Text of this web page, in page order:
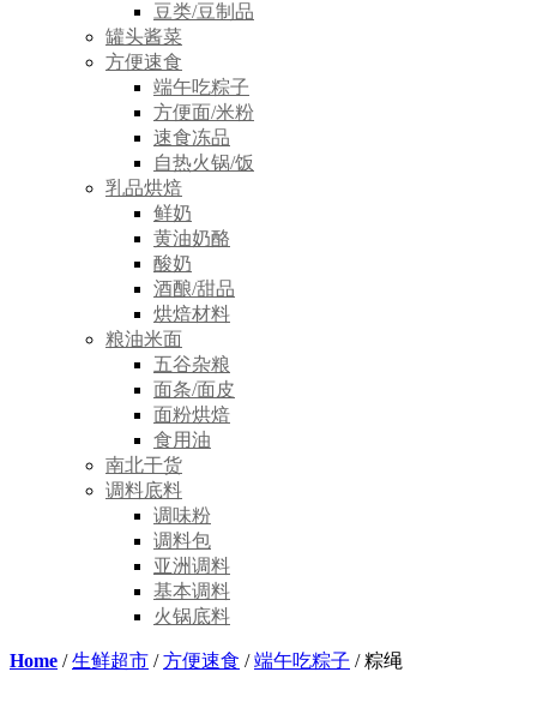
豆类/豆制品
罐头酱菜
方便速食
端午吃粽子
方便面/米粉
速食冻品
自热火锅/饭
乳品烘焙
鲜奶
黄油奶酪
酸奶
酒酿/甜品
烘焙材料
粮油米面
五谷杂粮
面条/面皮
面粉烘焙
食用油
南北干货
调料底料
调味粉
调料包
亚洲调料
基本调料
火锅底料
Home /生鲜超市 /方便速食 /端午吃粽子 / 粽绳